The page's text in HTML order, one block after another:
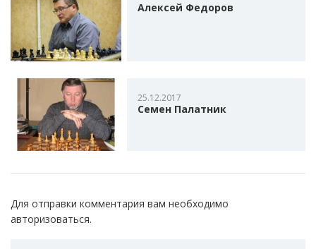
Алексей Федоров
25.12.2017
Семен Палатник
Для отправки комментария вам необходимо
авторизоваться.